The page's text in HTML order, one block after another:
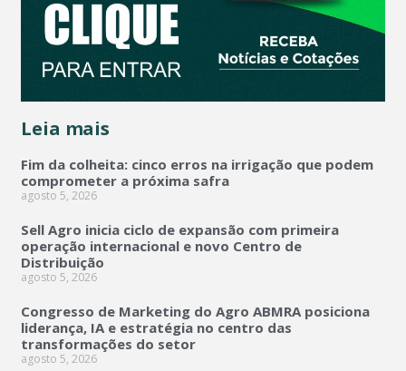
Leia mais
Fim da colheita: cinco erros na irrigação que podem
comprometer a próxima safra
agosto 5, 2026
Sell Agro inicia ciclo de expansão com primeira
operação internacional e novo Centro de
Distribuição
agosto 5, 2026
Congresso de Marketing do Agro ABMRA posiciona
liderança, IA e estratégia no centro das
transformações do setor
agosto 5, 2026